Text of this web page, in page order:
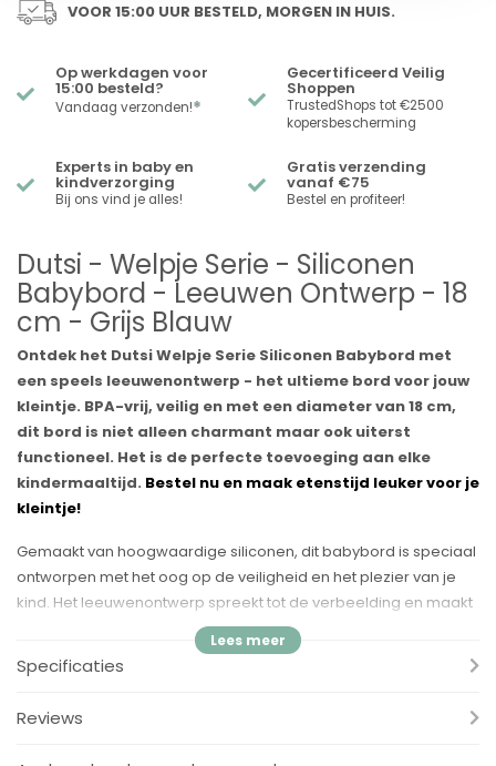
VOOR 15:00 UUR BESTELD, MORGEN IN HUIS.
Op werkdagen voor
15:00 besteld?
Vandaag verzonden!*
Gecertificeerd Veilig
Shoppen
TrustedShops tot €2500
kopersbescherming
Experts in baby en
kindverzorging
Bij ons vind je alles!
Gratis verzending
vanaf €75
Bestel en profiteer!
Dutsi - Welpje Serie - Siliconen
Babybord - Leeuwen Ontwerp - 18
cm - Grijs Blauw
Ontdek het Dutsi Welpje Serie Siliconen Babybord met
een speels leeuwenontwerp - het ultieme bord voor jouw
kleintje. BPA-vrij, veilig en met een diameter van 18 cm,
dit bord is niet alleen charmant maar ook uiterst
functioneel. Het is de perfecte toevoeging aan elke
kindermaaltijd. Bestel nu en maak etenstijd leuker voor je
kleintje!
Gemaakt van hoogwaardige siliconen, dit babybord is speciaal
ontworpen met het oog op de veiligheid en het plezier van je
kind. Het leeuwenontwerp spreekt tot de verbeelding en maakt
elke maaltijd een avontuur. Het bord is gemakkelijk schoon te
maken en door de BPA-vrije samenstelling kun je er zeker van
zijn dat je kind op een veilige manier van zijn maaltijd geniet.
een complete set.
Specificaties
Reviews